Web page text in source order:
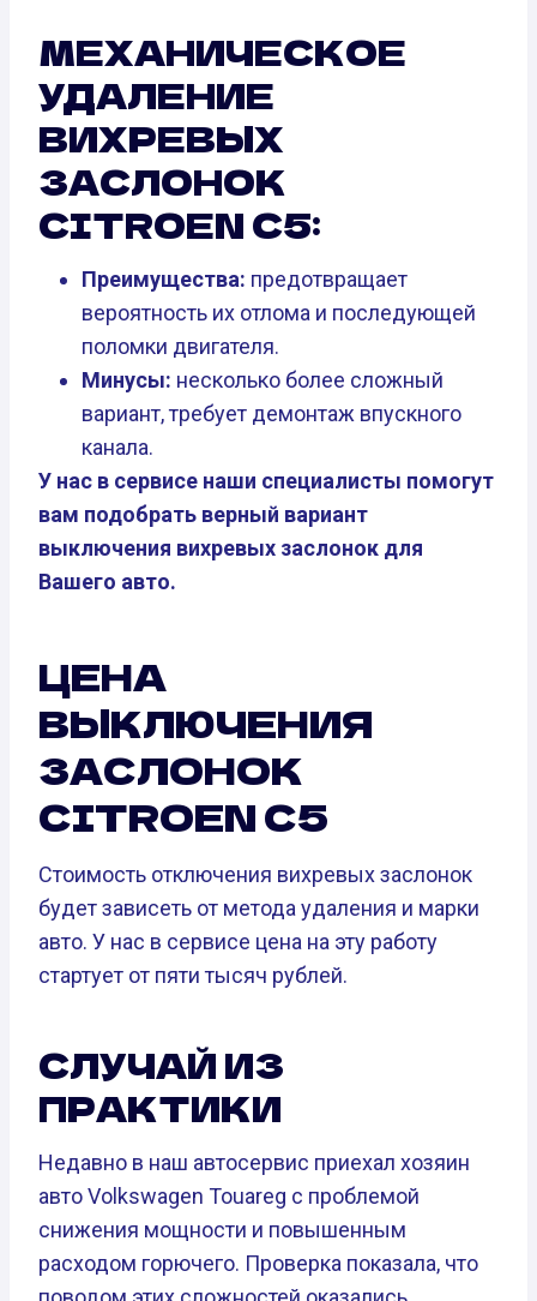
МЕХАНИЧЕСКОЕ
УДАЛЕНИЕ
ВИХРЕВЫХ
ЗАСЛОНОК
CITROEN C5:
Преимущества: предотвращает
вероятность их отлома и последующей
поломки двигателя.
Минусы: несколько более сложный
вариант, требует демонтаж впускного
канала.
У нас в сервисе наши специалисты помогут
вам подобрать верный вариант
выключения вихревых заслонок для
Вашего авто.
ЦЕНА
ВЫКЛЮЧЕНИЯ
ЗАСЛОНОК
CITROEN C5
Стоимость отключения вихревых заслонок
будет зависеть от метода удаления и марки
авто. У нас в сервисе цена на эту работу
стартует от пяти тысяч рублей.
СЛУЧАЙ ИЗ
ПРАКТИКИ
Недавно в наш автосервис приехал хозяин
авто Volkswagen Touareg с проблемой
снижения мощности и повышенным
расходом горючего. Проверка показала, что